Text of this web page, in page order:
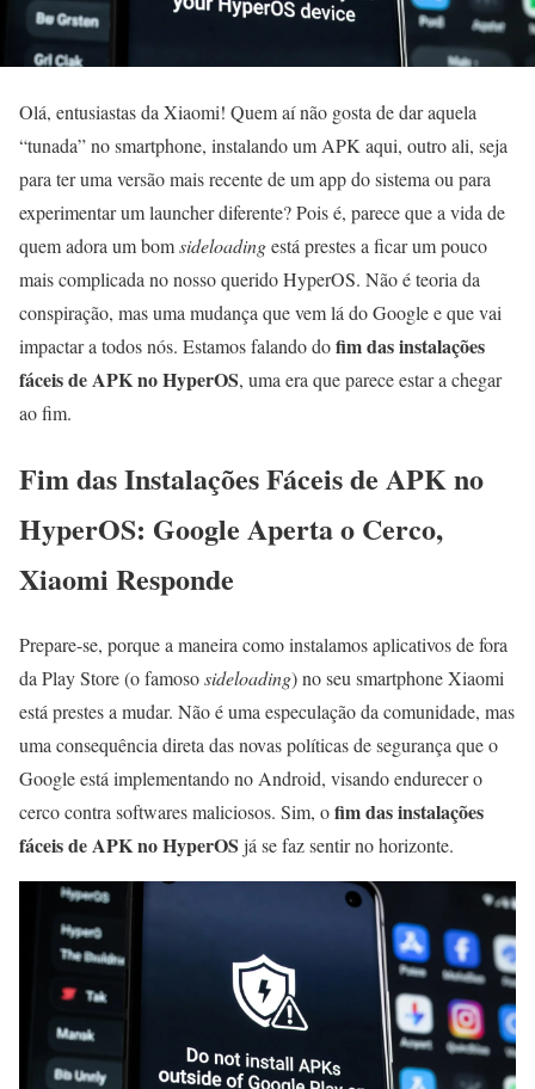
Olá, entusiastas da Xiaomi! Quem aí não gosta de dar aquela
“tunada” no smartphone, instalando um APK aqui, outro ali, seja
para ter uma versão mais recente de um app do sistema ou para
experimentar um launcher diferente? Pois é, parece que a vida de
quem adora um bomsideloadingestá prestes a ficar um pouco
mais complicada no nosso querido HyperOS. Não é teoria da
conspiração, mas uma mudança que vem lá do Google e que vai
impactar a todos nós. Estamos falando dofim das instalações
fáceis de APK no HyperOS, uma era que parece estar a chegar
ao fim.
Fim das Instalações Fáceis de APK no
HyperOS: Google Aperta o Cerco,
Xiaomi Responde
Prepare-se, porque a maneira como instalamos aplicativos de fora
da Play Store (o famososideloading) no seu smartphone Xiaomi
está prestes a mudar. Não é uma especulação da comunidade, mas
uma consequência direta das novas políticas de segurança que o
Google está implementando no Android, visando endurecer o
cerco contra softwares maliciosos. Sim, ofim das instalações
fáceis de APK no HyperOS já se faz sentir no horizonte.